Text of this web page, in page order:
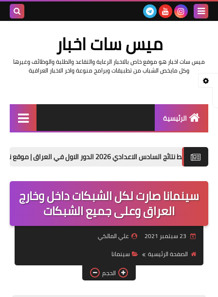
ميس سات اخبار
ميس سات اخبار هو موقع خاص بالاخبار الرعاية والتقاعد والطلبة والوظائف وغيرها
وكل مايخص الشباب من تطبيقات وبرامج منوعة واخر الاخبار العراقية
الرئيسية
اخبار وزارة التربية والتعليم
اخبار العراق والعالم
اخبار وزارة العمل وهيئة
التقاعد
قسم التطبيقات
قطع الاراضي
2026 الدور الاول في العراق | موقع نتائجنا حصريا
سينمانا صارت لكل الشبكات داخل وخارج
العراق وعلى جميع الشبكات
علي المالكي
الصفحة الرئيسية
سينمانا
الحجم